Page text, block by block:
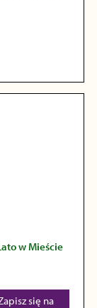
w Mieście
się na